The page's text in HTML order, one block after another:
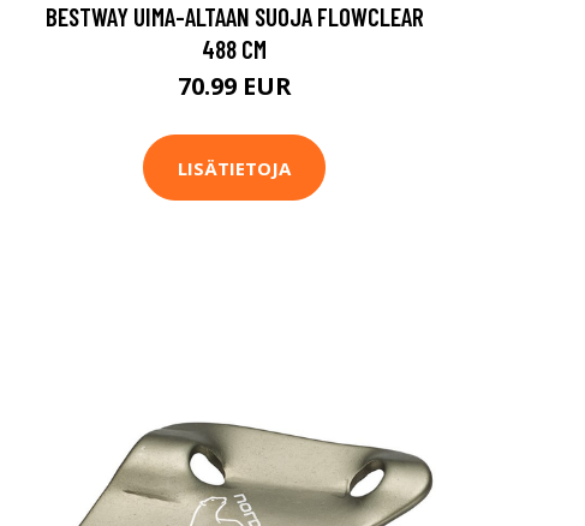
BESTWAY UIMA-ALTAAN SUOJA FLOWCLEAR
488 CM
70.99 EUR
LISÄTIETOJA